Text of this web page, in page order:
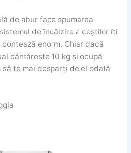
de abur face spumarea
de încălzire a ceștilor îți
enorm. Chiar dacă
cântărește 10 kg și ocupă
să te mai desparți de el odată